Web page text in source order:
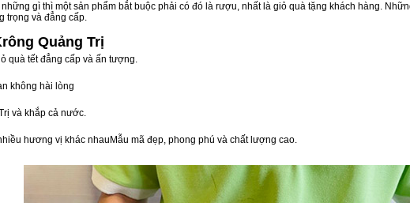
gì thì một sản phẩm bắt buộc phải có đó là rượu, nhất là giỏ quà tặng khách hàng.
trọng và đẳng cấp.
Quảng Trị
quà tết đẳng cấp và ấn tượng.
không hài lòng
và khắp cả nước.
hương vị khác nhauMẫu mã đẹp, phong phú và chất lượng cao.